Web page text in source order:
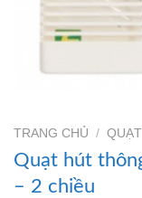
TRANG CHỦ /
Quạt hút
– 2 chiều